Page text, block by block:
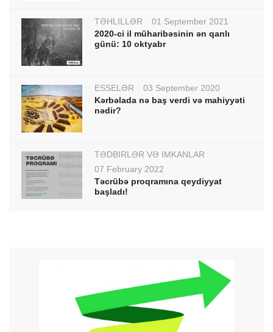
TƏHLİLLƏR
01 September 2021
2020-ci il müharibəsinin ən qanlı
günü: 10 oktyabr
ESSELƏR
03 September 2020
Kərbəlada nə baş verdi və mahiyyəti
nədir?
TƏDBİRLƏR VƏ İMKANLAR
07 February 2022
Təcrübə proqramına qeydiyyat
başladı!